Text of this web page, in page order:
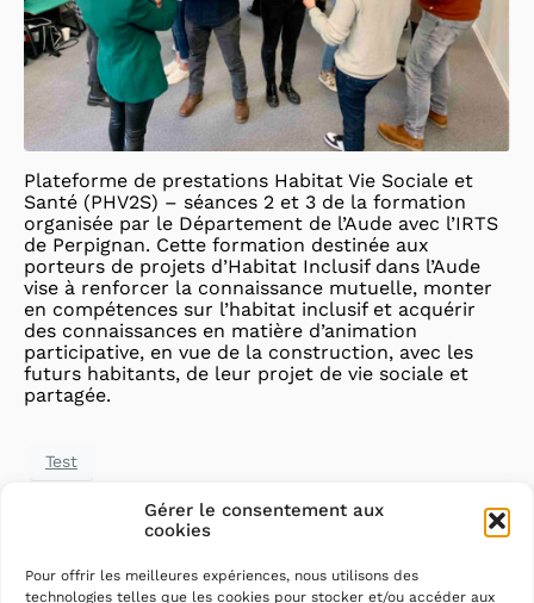
Gérer le consentement aux
cookies
Pour offrir les meilleures expériences, nous utilisons des
technologies telles que les cookies pour stocker et/ou accéder aux
Plateforme de prestations Habitat Vie Sociale et
Santé (PHV2S) – séances 2 et 3 de la formation
organisée par le Département de l’Aude avec l’IRTS
de Perpignan. Cette formation destinée aux
porteurs de projets d’Habitat Inclusif dans l’Aude
vise à renforcer la connaissance mutuelle, monter
en compétences sur l’habitat inclusif et acquérir
des connaissances en matière d’animation
participative, en vue de la construction, avec les
futurs habitants, de leur projet de vie sociale et
partagée.
Test